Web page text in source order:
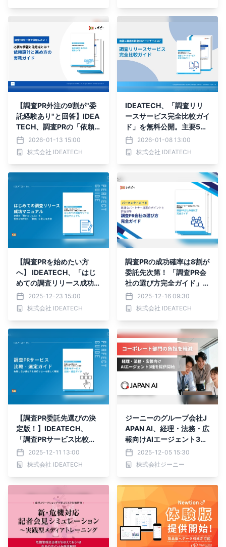
【調査PR外注の9割が"委
託経験あり"と回答】IDEA
TECH、調査PRの「依頼
設計と進め方の実務ガイ
ド」を無料公開
2026-01-13 15:00
株式会社 IDEATECH
IDEATECH、「調査リリ
ースサービス完全比較ガイ
ド」を無料公開。主要5社
の特徴を徹底比較し、自社
に最適なパートナー選びを
サポート。
2026-01-08 13:00
株式会社 IDEATECH
【調査PRを始めたい方
へ】 IDEATECH、「はじ
めての調査リリース成功マ
ニュアル」を無料公開！
2025-12-23 15:00
株式会社 IDEATECH
調査PRの成功確率は8割が
委託先次第！ 「調査PR会
社の選び方完全ガイド」公
開
2025-12-16 09:30
株式会社 IDEATECH
【調査PR委託先選びの決
定版！】IDEATECH、
「調査PRサービス比較・
選定ガイド」を無料公開
2025-12-11 13:00
株式会社 IDEATECH
ジーニーのグループ会社J
APAN AI、経理・法務・広
報向けAIエージェント3種
を提供開始
2025-12-05 15:30
株式会社ジーニー